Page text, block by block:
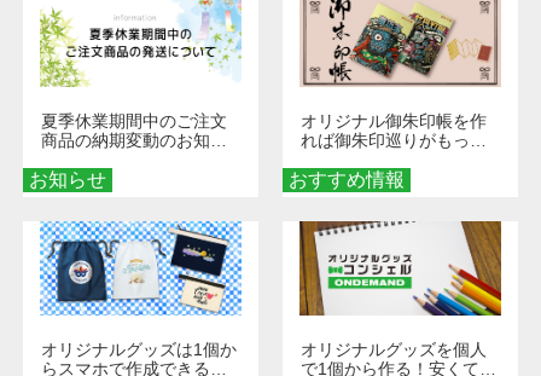
お知らせ
夏季休業期間中のご注文
商品の納期変動のお知ら
おすすめ情報
オリジナル御朱印帳を作
れば御朱印巡りがもっと
ダーメイドする魅力と選
び方
オリジナルグッズは1個か
らスマホで作成できる！
オリジナルグッズを個人
で1個から作る！安くて簡